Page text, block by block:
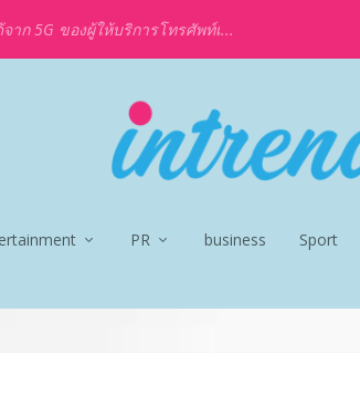
าก 5G ของผู้ให้บริการโทรศัพท์เ...
PR business Sport